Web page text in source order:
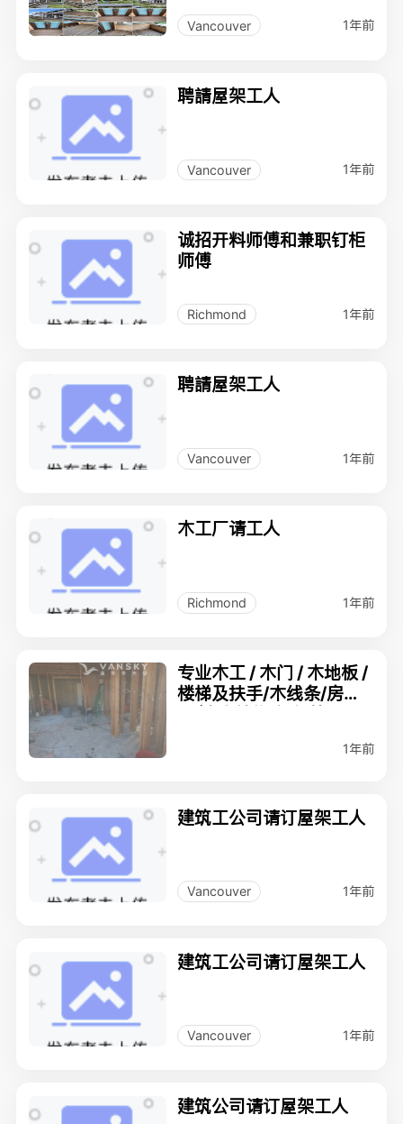
Vancouver 1年前
聘請屋架工人
Vancouver 1年前
诚招开料师傅和兼职钉柜
师傅
Richmond 1年前
聘請屋架工人
Vancouver 1年前
木工厂请工人
Richmond 1年前
专业木工 / 木门 / 木地板 /
楼梯及扶手/木线条/房间
1年前
建筑工公司请订屋架工人
Vancouver 1年前
建筑工公司请订屋架工人
Vancouver 1年前
建筑公司请订屋架工人